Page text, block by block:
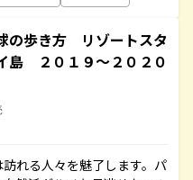
の歩き方 リゾートスタ
２０１９～２０２０
れる人々を魅了します。パ